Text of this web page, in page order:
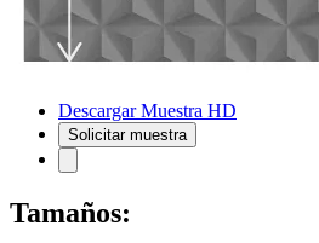
Descargar Muestra HD
Solicitar muestra
Tamaños: